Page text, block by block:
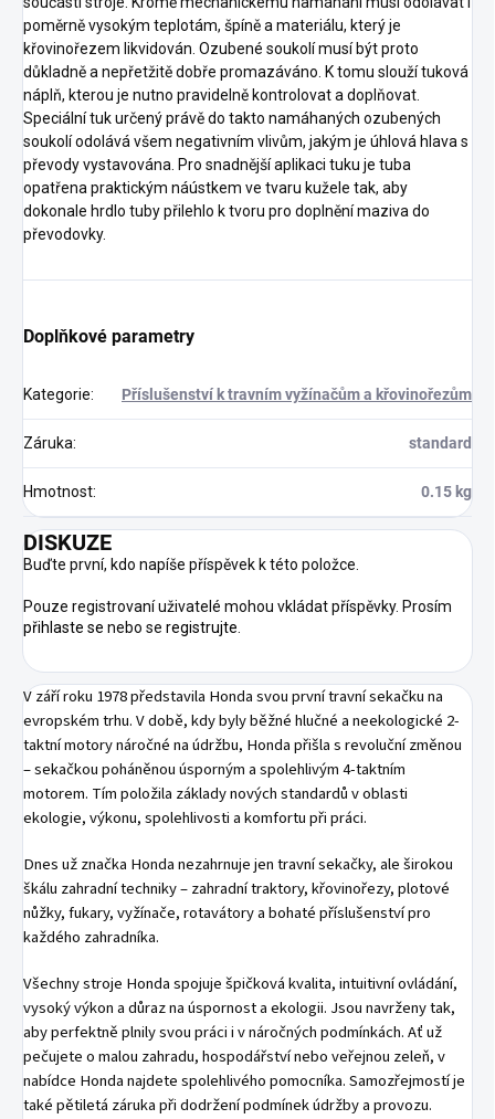
poměrně vysokým teplotám, špíně a materiálu, který je
křovinořezem likvidován. Ozubené soukolí musí být proto
důkladně a nepřetžitě dobře promazáváno. K tomu slouží tuková
náplň, kterou je nutno pravidelně kontrolovat a doplňovat.
Speciální tuk určený právě do takto namáhaných ozubených
soukolí odolává všem negativním vlivům, jakým je úhlová hlava s
převody vystavována. Pro snadnější aplikaci tuku je tuba
opatřena praktickým náústkem ve tvaru kužele tak, aby
dokonale hrdlo tuby přilehlo k tvoru pro doplnění maziva do
převodovky.
Doplňkové parametry
Kategorie: Příslušenství k travním vyžínačům a křovinořezům
Záruka: standard
Hmotnost: 0.15 kg
DISKUZE
Buďte první, kdo napíše příspěvek k této položce.
Pouze registrovaní uživatelé mohou vkládat příspěvky. Prosím
přihlaste se nebo se registrujte.
V září roku 1978 představila Honda svou první travní sekačku na
evropském trhu. V době, kdy byly běžné hlučné a neekologické 2-
taktní motory náročné na údržbu, Honda přišla s revoluční změnou
– sekačkou poháněnou úsporným a spolehlivým 4-taktním
motorem. Tím položila základy nových standardů v oblasti
ekologie, výkonu, spolehlivosti a komfortu při práci.
Dnes už značka Honda nezahrnuje jen travní sekačky, ale širokou
škálu zahradní techniky – zahradní traktory, křovinořezy, plotové
nůžky, fukary, vyžínače, rotavátory a bohaté příslušenství pro
každého zahradníka.
Všechny stroje Honda spojuje špičková kvalita, intuitivní ovládání,
vysoký výkon a důraz na úspornost a ekologii. Jsou navrženy tak,
aby perfektně plnily svou práci i v náročných podmínkách. Ať už
pečujete o malou zahradu, hospodářství nebo veřejnou zeleň, v
nabídce Honda najdete spolehlivého pomocníka. Samozřejmostí je
také pětiletá záruka při dodržení podmínek údržby a provozu.